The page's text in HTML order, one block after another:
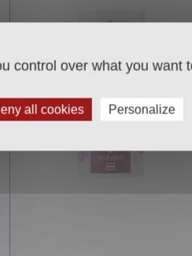
control over what you want
all cookies Personalize